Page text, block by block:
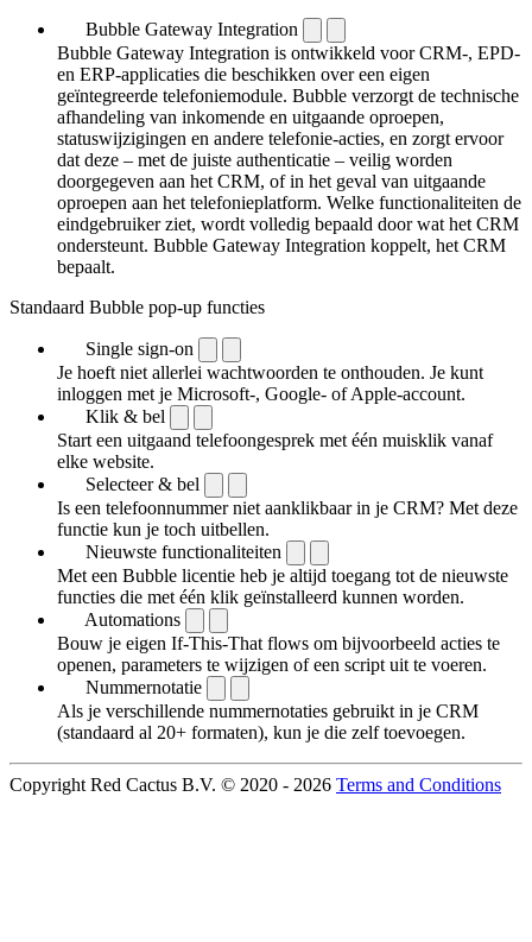
Bubble Gateway Integration
Bubble Gateway Integration is ontwikkeld voor CRM-, EPD-
en ERP-applicaties die beschikken over een eigen
geïntegreerde telefoniemodule. Bubble verzorgt de technische
afhandeling van inkomende en uitgaande oproepen,
statuswijzigingen en andere telefonie-acties, en zorgt ervoor
dat deze – met de juiste authenticatie – veilig worden
doorgegeven aan het CRM, of in het geval van uitgaande
oproepen aan het telefonieplatform. Welke functionaliteiten de
eindgebruiker ziet, wordt volledig bepaald door wat het CRM
ondersteunt. Bubble Gateway Integration koppelt, het CRM
bepaalt.
Standaard Bubble pop-up functies
Single sign-on
Je hoeft niet allerlei wachtwoorden te onthouden. Je kunt
inloggen met je Microsoft-, Google- of Apple-account.
Klik & bel
Start een uitgaand telefoongesprek met één muisklik vanaf
elke website.
Selecteer & bel
Is een telefoonnummer niet aanklikbaar in je CRM? Met deze
functie kun je toch uitbellen.
Nieuwste functionaliteiten
Met een Bubble licentie heb je altijd toegang tot de nieuwste
functies die met één klik geïnstalleerd kunnen worden.
Automations
Bouw je eigen If-This-That flows om bijvoorbeeld acties te
openen, parameters te wijzigen of een script uit te voeren.
Nummernotatie
Als je verschillende nummernotaties gebruikt in je CRM
(standaard al 20+ formaten), kun je die zelf toevoegen.
Copyright Red Cactus B.V. © 2020 - 2026 Terms and Conditions